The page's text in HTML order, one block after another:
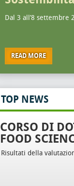
Dal 3 all’8 settembre
READ MORE
TOP NEWS
CORSO DI
FOOD
Risultati della